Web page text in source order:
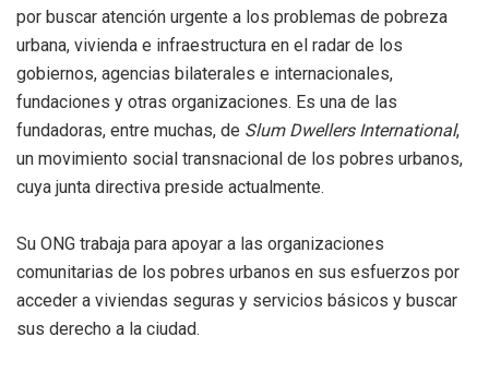
por buscar atención urgente a los problemas de pobreza
urbana, vivienda e infraestructura en el radar de los
gobiernos, agencias bilaterales e internacionales,
fundaciones y otras organizaciones. Es una de las
fundadoras, entre muchas, de Slum Dwellers International,
un movimiento social transnacional de los pobres urbanos,
cuya junta directiva preside actualmente.
Su ONG trabaja para apoyar a las organizaciones
comunitarias de los pobres urbanos en sus esfuerzos por
acceder a viviendas seguras y servicios básicos y buscar
sus derecho a la ciudad.